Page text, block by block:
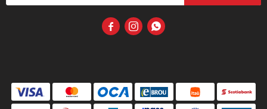
  